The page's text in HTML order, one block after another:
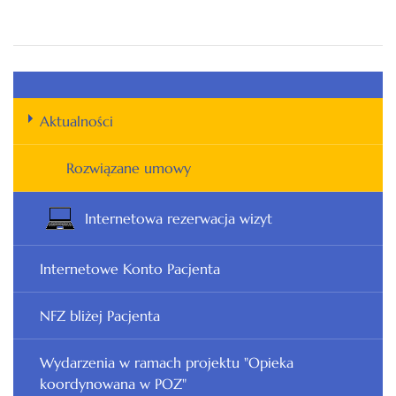
Aktualności
Rozwiązane umowy
Internetowa rezerwacja wizyt
Internetowe Konto Pacjenta
NFZ bliżej Pacjenta
Wydarzenia w ramach projektu "Opieka
koordynowana w POZ"